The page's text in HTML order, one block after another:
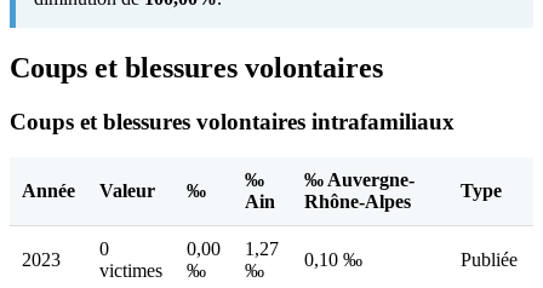
Coups et blessures volontaires
Coups et blessures volontaires intrafamiliaux
Année Valeur ‰
‰
Ain
‰ Auvergne-
Rhône-Alpes
Type
2023
0
victimes
0,00
‰
1,27
‰
0,10 ‰ Publiée